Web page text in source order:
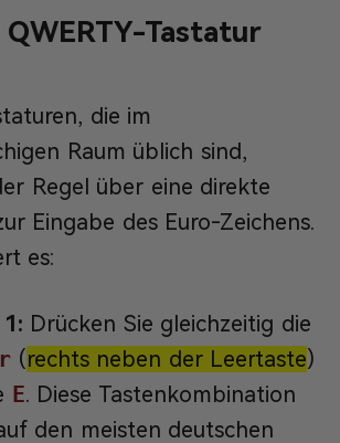
Tastatur
die im
Raum üblich sind,
Regel über eine direkte
Eingabe des Euro-Zeichens.
es:
Drücken Sie gleichzeitig die
(rechts neben der Leertaste)
E. Diese Tastenkombination
den meisten deutschen